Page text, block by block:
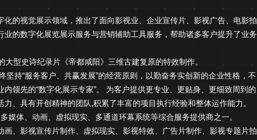
的视觉展示领域，推出了面向影视业、企业宣传片、影视广告、电影拍
的数字化展览展示服务与营销辅助工具服务，帮助诸多客户提升了业务
型史诗纪录片《帝都咸阳》三维古建复原的特效制作。
持“服务客户、共赢发展”的经营原则，以勤奋务实创新的企业性格，不
领先的“数字化展示专家”。 为客户提供更专业、更贴身、更细致周到的
、具有开创精神的团队,积累了丰富的项目执行经验和整体运作能力。
体、动画、虚拟现实、多通道环幕系统等综合服务提供商之一。
、影视宣传片制作、虚拟现实、影视特效、广告片制作、影视专题片拍